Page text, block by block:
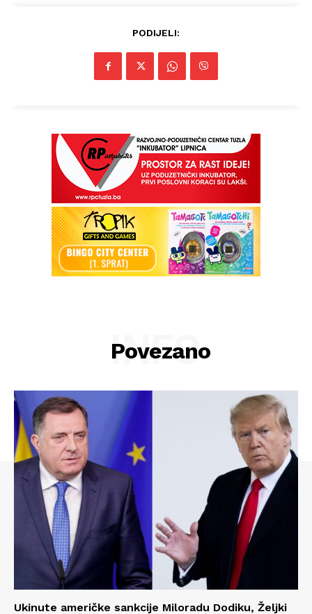
PODIJELI:
Povezano
INFO
Ukinute američke sankcije Miloradu Dodiku, Željki